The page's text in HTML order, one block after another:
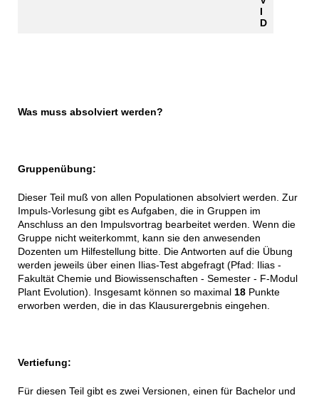
I
D
Was muss absolviert werden?
Gruppenübung:
Dieser Teil muß von allen Populationen absolviert werden. Zur
Impuls-Vorlesung gibt es Aufgaben, die in Gruppen im
Anschluss an den Impulsvortrag bearbeitet werden. Wenn die
Gruppe nicht weiterkommt, kann sie den anwesenden
Dozenten um Hilfestellung bitte. Die Antworten auf die Übung
werden jeweils über einen Ilias-Test abgefragt (Pfad: Ilias -
Fakultät Chemie und Biowissenschaften - Semester - F-Modul
Plant Evolution). Insgesamt können so maximal 18Punkte
erworben werden, die in das Klausurergebnis eingehen.
Vertiefung:
Für diesen Teil gibt es zwei Versionen, einen für Bachelor und